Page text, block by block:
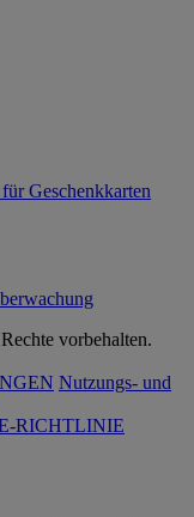
Geschenkkarten
vorbehalten.
Nutzungs- und
RICHTLINIE